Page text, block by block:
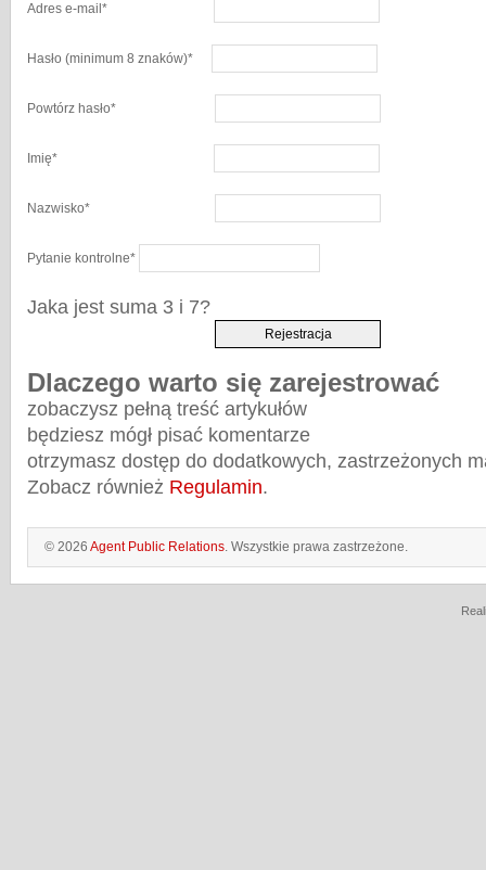
Adres e-mail *
Hasło (minimum 8 znaków)*
Powtórz hasło*
Imię*
Nazwisko*
Pytanie kontrolne*
Jaka jest suma 3 i 7?
Dlaczego warto się zarejestrować
zobaczysz pełną treść artykułów
będziesz mógł pisać komentarze
otrzymasz dostęp do dodatkowych, zastrzeżonych
Zobacz również Regulamin.
© 2026 Agent Public Relations. Wszystkie prawa zastrzeżone.